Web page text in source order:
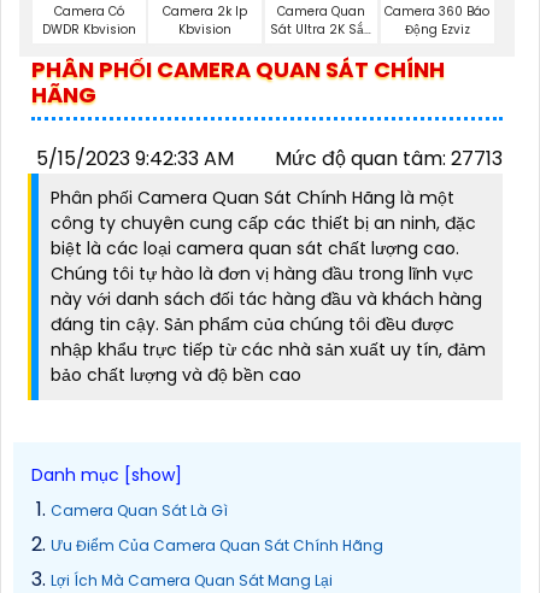
Camera Có
DWDR Kbvision
Camera 2k Ip
Kbvision
Camera Quan
Sát Ultra 2K Sắc
Camera 360 Báo
Động Ezviz
PHÂN PHỐI CAMERA QUAN SÁT CHÍNH
HÃNG
5/15/2023 9:42:33 AM Mức độ quan tâm: 27713
Phân phối Camera Quan Sát Chính Hãng là một
công ty chuyên cung cấp các thiết bị an ninh, đặc
biệt là các loại camera quan sát chất lượng cao.
Chúng tôi tự hào là đơn vị hàng đầu trong lĩnh vực
này với danh sách đối tác hàng đầu và khách hàng
đáng tin cậy. Sản phẩm của chúng tôi đều được
nhập khẩu trực tiếp từ các nhà sản xuất uy tín, đảm
bảo chất lượng và độ bền cao
Camera Quan Sát Là Gì
Ưu Điểm Của Camera Quan Sát Chính Hãng
Lợi Ích Mà Camera Quan Sát Mang Lại